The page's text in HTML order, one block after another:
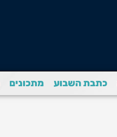
כתבת השבוע מתכונים